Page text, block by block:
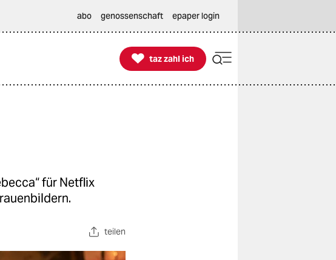
abo genossenschaft epaper login

taz zahl ich
taz zahl ich
für Netflix
teilen